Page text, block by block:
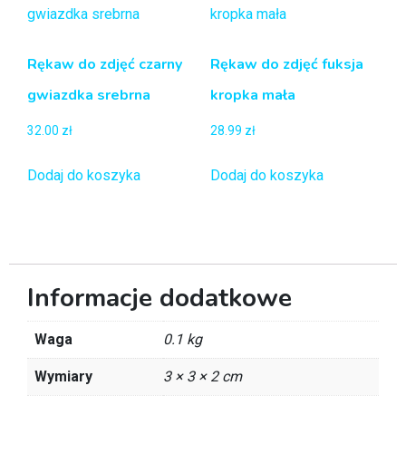
Rękaw do zdjęć czarny
gwiazdka srebrna
32.00 zł
Dodaj do koszyka
Rękaw do zdjęć fuksja
kropka mała
28.99 zł
Dodaj do koszyka
Informacje dodatkowe
Waga 0.1 kg
Wymiary 3 × 3 × 2 cm